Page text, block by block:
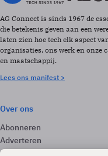
AG Connect is sinds 1967 de
die betekenis geven aan een
laten zien hoe tech elk aspect
organisaties, ons werk en onze
en maatschappij.
Lees ons manifest >
Over ons
Abonneren
Adverteren
Contact